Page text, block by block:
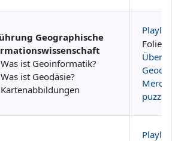
Geographische
Was ist Geoinformatik?
Was ist Geodäsie?
Kartenabbildungen
Playlist
Folien:
puzzle
Playlist